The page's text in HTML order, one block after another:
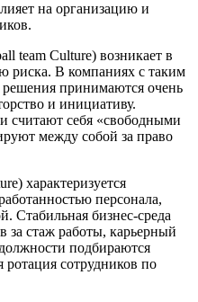
на организацию и
team Culture) возникает в
риска. В компаниях с таким
принимаются очень
и инициативу.
считают себя «свободными
между собой за право
характеризуется
персонала,
Стабильная бизнес-среда
за стаж работы, карьерный
подбираются
сотрудников по